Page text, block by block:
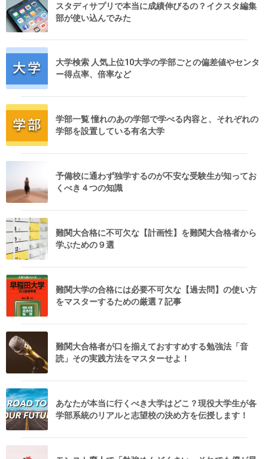
スタディサプリで本当に成績伸びるの？イクスタ編集
部が使い込んでみた
大学検索 人気上位10大学の学部ごとの偏差値やセンタ
ー得点率、倍率など
学部一覧 憧れのあの学部で学べる内容と、それぞれの
学部を設置している有名大学
予備校に通わず独学するのが不安な受験生が知ってお
くべき４つの知識
難関大合格に不可欠な【計画性】を難関大合格者から
学ぶための９選
難関大学の合格には必要不可欠な【過去問】の使い方
をマスターするための厳選７記事
難関大合格者が口を揃えておすすめする勉強法「音
読」その実践方法をマスターせよ！
あなたが本当に行くべき大学はどこ？現役大学生が各
学部系統のリアルと志望校の決め方を伝授します！